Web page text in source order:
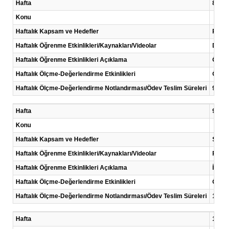
Hafta
8
Konu
Haftalık Kapsam ve Hedefler
Haftalık Öğrenme Etkinlikleri/Kaynakları/Videolar
Haftalık Öğrenme Etkinlikleri Açıklama
Haftalık Ölçme-Değerlendirme Etkinlikleri
Haftalık Ölçme-Değerlendirme Notlandırması/Ödev Teslim Süreleri
9.
Hafta
9
Konu
Haftalık Kapsam ve Hedefler
Haftalık Öğrenme Etkinlikleri/Kaynakları/Videolar
Haftalık Öğrenme Etkinlikleri Açıklama
Haftalık Ölçme-Değerlendirme Etkinlikleri
Haftalık Ölçme-Değerlendirme Notlandırması/Ödev Teslim Süreleri
10.
Hafta
10